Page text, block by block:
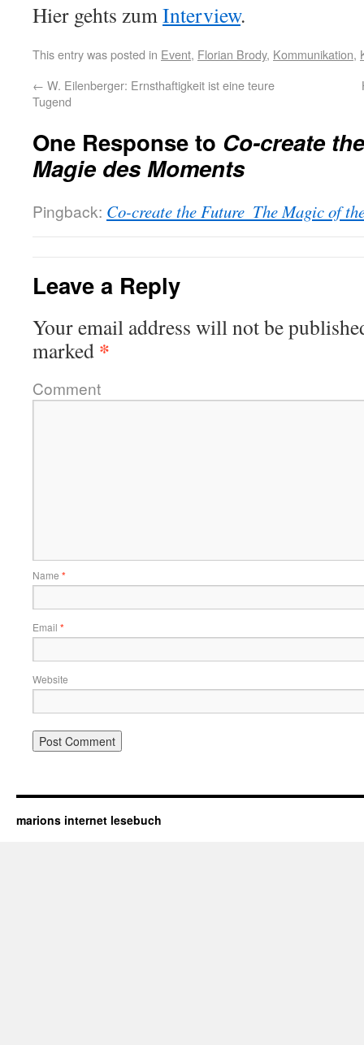
Hier gehts zumInterview.
This entry was posted in Event, Florian Brody, Kommunikation,
← W. Eilenberger: Ernsthaftigkeit ist eine teure
Tugend
One Response to Co-create
Magie des Moments
Pingback: Co-create the Future  The Magic of
Leave a Reply
Your email address will not be
marked *
Comment
Name *
Email *
Website
marions internet lesebuch